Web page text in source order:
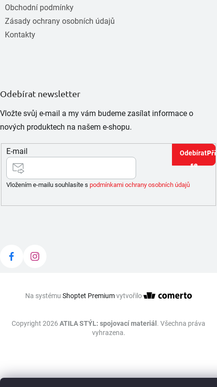
Obchodní podmínky
Zásady ochrany osobních údajů
Kontakty
Odebírat newsletter
Vložte svůj e-mail a my vám budeme zasílat informace o
nových produktech na našem e-shopu.
E-mail
Vložením e-mailu souhlasíte s podmínkami ochrany osobních údajů
se
Na systému Shoptet Premiumvytvořilo
Copyright 2026 ATILA STÝL: spojovací materiál . Všechna práva
vyhrazena.